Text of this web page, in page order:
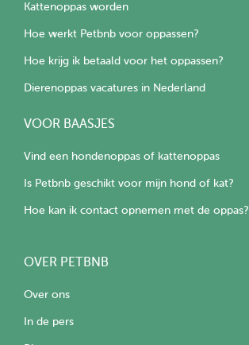
Kattenoppas worden
Hoe werkt Petbnb voor oppassen?
Hoe krijg ik betaald voor het oppassen?
Dierenoppas vacatures in Nederland
VOOR BAASJES
Vind een hondenoppas of kattenoppas
Is Petbnb geschikt voor mijn hond of kat?
Hoe kan ik contact opnemen met de oppas?
OVER PETBNB
Over ons
In de pers